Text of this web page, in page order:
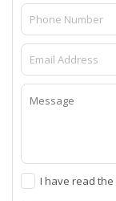
I have read the